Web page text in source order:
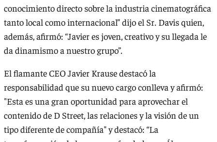
conocimiento directo sobre la industria cinematográfica
tanto local como internacional” dijo el Sr. Davis quien,
además, afirmó: “Javier es joven, creativo y su llegada le
da dinamismo a nuestro grupo”.
El flamante CEO Javier Krause destacó la
responsabilidad que su nuevo cargo conlleva y afirmó:
"Esta es una gran oportunidad para aprovechar el
contenido de D Street, las relaciones y la visión de un
tipo diferente de compañía" y destacó: “La